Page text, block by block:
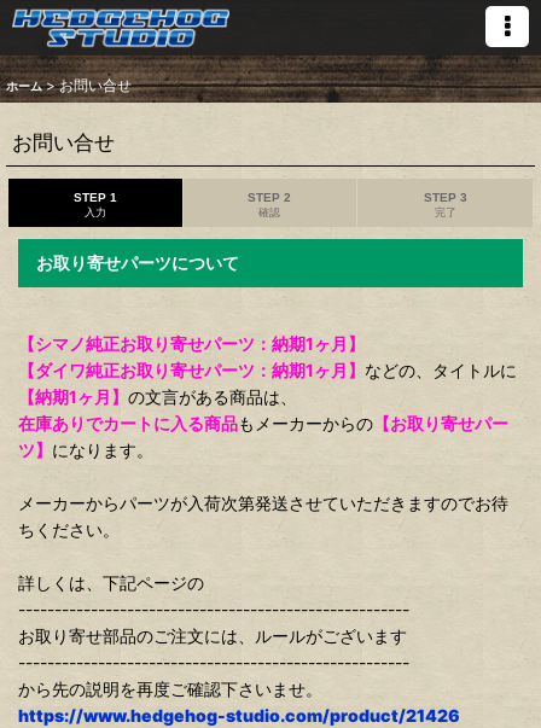
ホーム > お問い合せ
お問い合せ
STEP 1
入力
STEP 2
確認
STEP 3
完了
お取り寄せパーツについて
【シマノ純正お取り寄せパーツ：納期1ヶ月】
【ダイワ純正お取り寄せパーツ：納期1ヶ月】 などの、タイトルに
【納期1ヶ月】 の文言がある商品は、
在庫ありでカートに入る商品もメーカーからの 【お取り寄せパー
ツ】 になります。
メーカーからパーツが入荷次第発送させていただきますのでお待
ちください。
詳しくは、下記ページの
------------------------------------------------------
お取り寄せ部品のご注文には、ルールがございます
------------------------------------------------------
から先の説明を再度ご確認下さいませ。
https://www.hedgehog-studio.com/product/21426